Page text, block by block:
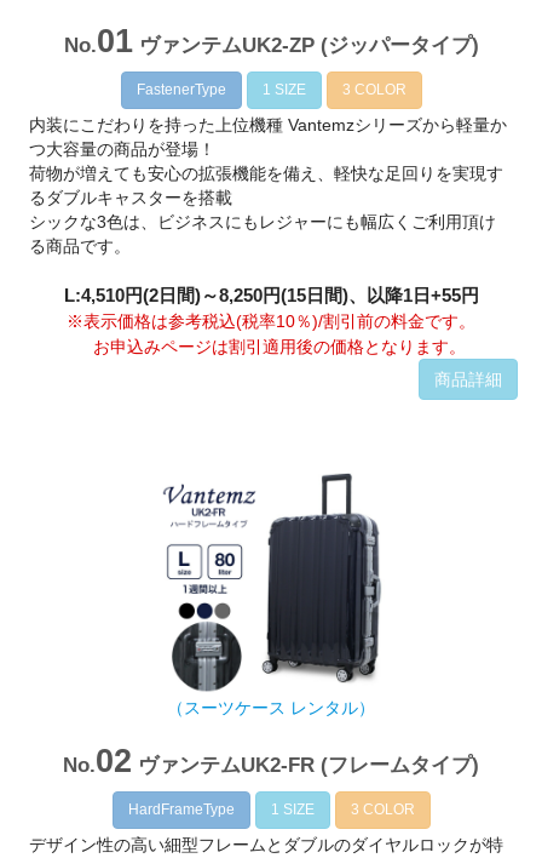
No.01ヴァンテムUK2-ZP (ジッパータイプ)
FastenerType 1 SIZE 3 COLOR
内装にこだわりを持った上位機種 Vantemzシリーズから軽量か
つ大容量の商品が登場！
荷物が増えても安心の拡張機能を備え、軽快な足回りを実現す
るダブルキャスターを搭載
シックな3色は、ビジネスにもレジャーにも幅広くご利用頂け
る商品です。
L:4,510円(2日間)～8,250円(15日間)、以降1日+55円
※表示価格は参考税込(税率10％)/割引前の料金です。
お申込みページは割引適用後の価格となります。
商品詳細
（スーツケース レンタル）
No.02 ヴァンテムUK2-FR (フレームタイプ)
HardFrameType 1 SIZE 3 COLOR
デザイン性の高い細型フレームとダブルのダイヤルロックが特